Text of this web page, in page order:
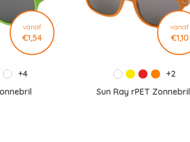
vanaf
€1,54
+4
vanaf
€1,10
+2
Sun Ray rPET Zonnebril